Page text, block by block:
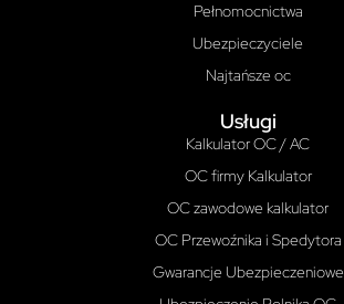
Pełnomocnictwa
Ubezpieczyciele
Najtańsze oc
Usługi
Kalkulator OC / AC
OC firmy Kalkulator
OC zawodowe kalkulator
OC Przewoźnika i Spedytora
Gwarancje Ubezpieczeniowe